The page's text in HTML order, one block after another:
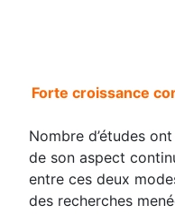
Forte croissance
Nombre d’études
de son aspect
entre ces deux
des recherches